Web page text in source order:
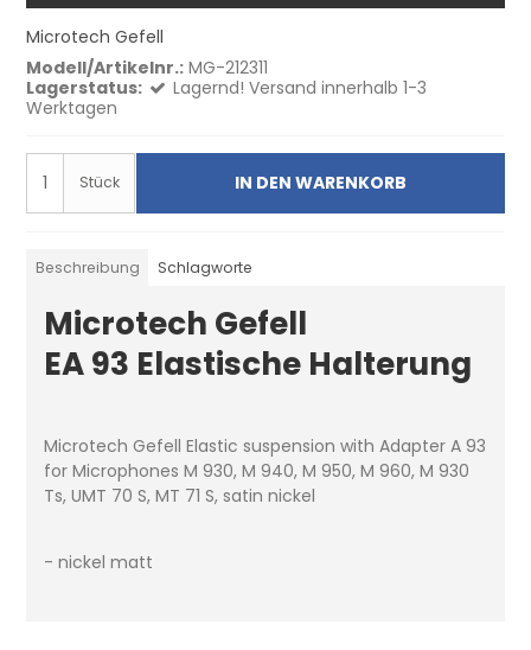
Microtech Gefell
Modell/Artikelnr.: MG-212311
Lagerstatus:
Lagernd! Versand innerhalb 1-3
Werktagen
Stück IN DEN WARENKORB
Beschreibung Schlagworte
Microtech Gefell
EA 93 Elastische Halterung
Microtech Gefell Elastic suspension with Adapter A 93
for Microphones M 930, M 940, M 950, M 960, M 930
Ts, UMT 70 S, MT 71 S, satin nickel
- nickel matt